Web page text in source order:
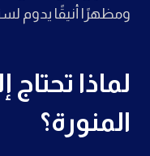
ومظهرًا أنيقًا يدوم
لماذا تحتاج
المنورة؟